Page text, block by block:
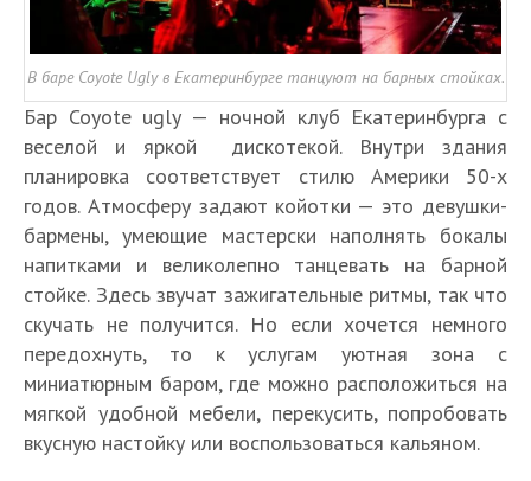
В баре Coyote Ugly в Екатеринбурге танцуют на барных стойках.
Бар Coyote ugly — ночной клуб Екатеринбурга с
веселой и яркой дискотекой. Внутри здания
планировка соответствует стилю Америки 50-х
годов. Атмосферу задают койотки — это девушки-
бармены, умеющие мастерски наполнять бокалы
напитками и великолепно танцевать на барной
стойке. Здесь звучат зажигательные ритмы, так что
скучать не получится. Но если хочется немного
передохнуть, то к услугам уютная зона с
миниатюрным баром, где можно расположиться на
мягкой удобной мебели, перекусить, попробовать
вкусную настойку или воспользоваться кальяном.